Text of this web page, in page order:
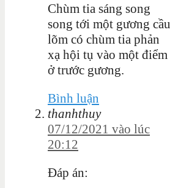
Chùm tia sáng song
song tới một gương cầu
lõm có chùm tia phản
xạ hội tụ vào một điểm
ở trước gương.
Bình luận
thanhthuy
07/12/2021 vào lúc
20:12
Đáp án: